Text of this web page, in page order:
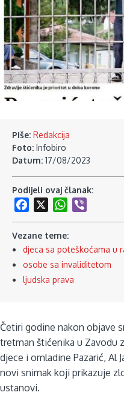
Piše: Redakcija
Foto: Infobiro
Datum: 17/08/2023
Podijeli ovaj članak:
Facebook
WhatsApp
Vezane teme:
djeca sa poteškoćama u
osobe sa invaliditetom
ljudska prava
Četiri godine nakon objave
tretman štićenika u Zavodu
djece i omladine Pazarić, Al
novi snimak koji prikazuje
ustanovi.